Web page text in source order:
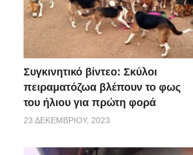
Συγκινητικό βίντεο: Σκύλοι
πειραματόζωα βλέπουν το φως
του ήλιου για πρώτη φορά
23 ΔΕΚΕΜΒΡΊΟΥ, 2023